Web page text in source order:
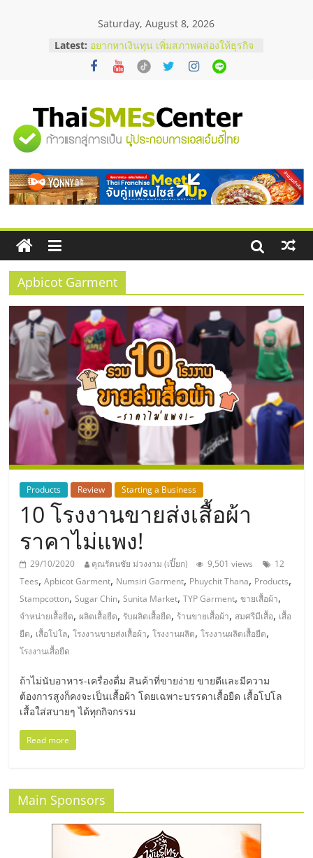
Saturday, August 8, 2026
Latest: บริษัท Cybersecurity ในไทยที่ไหนดี?
วิธีเลือกผู้ให้บริการให้คุ้มค่าและตอบ
โจทย์ธุรกิจ
สัมมนาออนไลน์ โอกาสบริหารสถานี
บริการน้ำมัน Shell
สัมมนาลงทุน แฟรนไชส์ยอนนี่
ไชส์ ครั้งที่ 8
ร้านเครื่องเสียงคุณภาพสูง พร้อม
โซลูชันระบบภาพและเสียง
"ศูนย์
รวม
ข้อมูล
ธุรกิจ
SME
แห่ง
ประเทศไทย,
ThaiSMEsCenter,
รวม
ธุรกิจ
เอ
ส
เอ็
มอี
ไทย,
SMEs,
แฟ
รน
ไชส์,
Apbicot Garment
Products Review Starting a Business
10 โรงงานขายส่งเสื้อผ้า
ราคาไม่แพง!
29/10/2020 คุณรัตนชัย ม่วงงาม (เปี๊ยก) 9,501 views
12
Tees,Apbicot Garment, Numsiri Garment, Phuychit Thana, Products,
Stampcotton,Sugar Chin,Sunita Market,TYP Garment,ขายเสื้อผ้า,
จำหน่ายเสื้อยืด,ผลิตเสื้อยืด, รับผลิตเสื้อยืด, ร้านขายเสื้อผ้า, สมศรีมีเสื้อ, เสื้อ
ยืด, เสื้อโปโล,โรงงานขายส่งเสื้อผ้า,โรงงานผลิต,โรงงานผลิตเสื้อยืด,
โรงงานเสื้อยืด
ถ้าไม่นับอาหาร-เครื่องดื่ม สินค้าที่ขายง่าย ขายดีและมีความ
ต้องการสูงก็คงจะเป็นเสื้อผ้า โดยเฉพาะบรรดาเสื้อยืด เสื้อโปโล
เสื้อใส่สบายๆ ได้ทุกกิจกรรม
Read more
Main Sponsors